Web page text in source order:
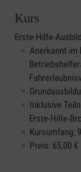
Kurs
Erste-Hilfe-
Anerkannt im
Inklusive
Erste-Hilfe-
Kursumfang:
Preis: 65,00 €